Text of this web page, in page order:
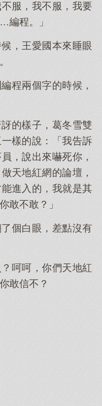
服，我不服，我要
編程。」
，王愛國本來睡眼
程兩個字的時候，
的樣子，葛冬雪雙
樣的說：「我告訴
，說出來嚇死你，
天地紅網的論壇，
進入的，我就是其
敢不敢？」
個白眼，差點沒有
呵呵，你們天地紅
敢信不？